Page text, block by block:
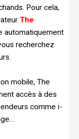
Pour cela,
The
automatiquement
recherchez
mobile, The
accès à des
comme i-